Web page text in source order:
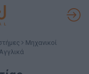
Μηχανικοί
Αγγλικά